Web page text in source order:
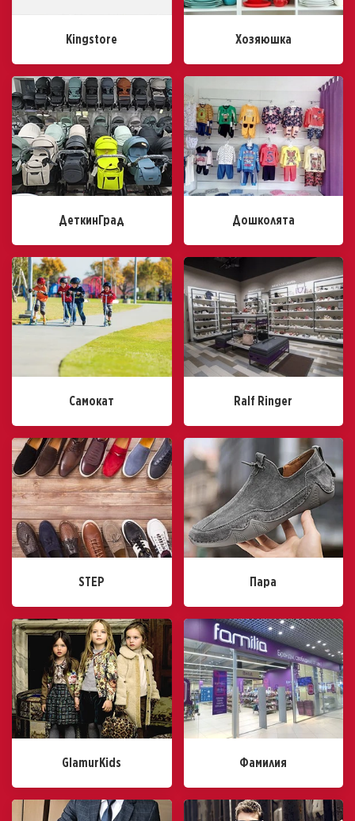
Kingstore Хозяюшка
ДеткинГрад Дошколята
Самокат Ralf Ringer
STEP Пара
GlamurKids Фамилия